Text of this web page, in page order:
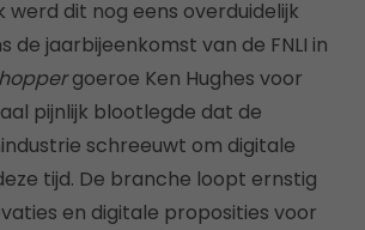
werd dit nog eens overduidelijk
de jaarbijeenkomst van de FNLI in
goeroe Ken Hughes voor
pijnlijk blootlegde dat de
schreeuwt om digitale
tijd. De branche loopt ernstig
en digitale proposities voor